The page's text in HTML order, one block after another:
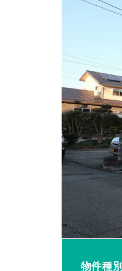
物件種別